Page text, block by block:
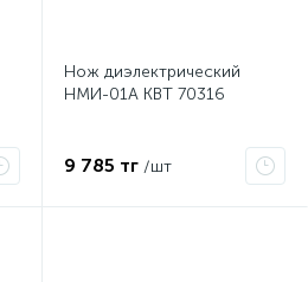
Нож диэлектрический
НМИ-01А КВТ 70316
9 785 тг /шт